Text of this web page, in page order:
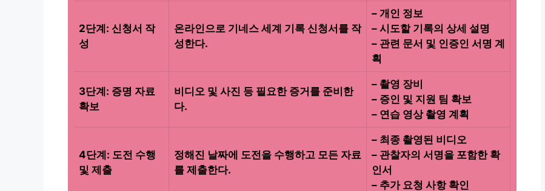
2단계: 신청서 작
성
온라인으로 기네스 세계 기록 신청서를 작
성한다.
– 개인 정보
– 시도할 기록의 상세 설명
– 관련 문서 및 인증인 서명 계
획
3단계: 증명 자료
확보
비디오 및 사진 등 필요한 증거를 준비한
다.
– 촬영 장비
– 증인 및 지원 팀 확보
– 연습 영상 촬영 계획
4단계: 도전 수행
및 제출
정해진 날짜에 도전을 수행하고 모든 자료
를 제출한다.
– 최종 촬영된 비디오
– 관찰자의 서명을 포함한 확
인서
– 추가 요청 사항 확인